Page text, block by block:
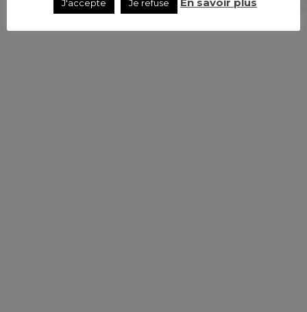
J'accepte Je refuse